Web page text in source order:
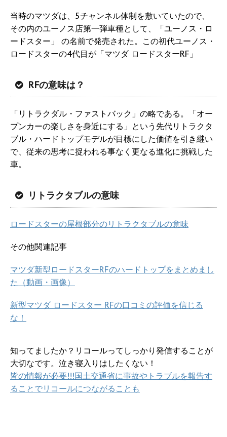
当時のマツダは、5チャンネル体制を敷いていたので、
その内のユーノス店第一弾車種として、「ユーノス・ロ
ードスター」 の名前で発売された。この初代ユーノス・
ロードスターの4代目が「マツダ ロードスターRF」
RFの意味は？
「リトラクダル・ファストバック」の略である。「オー
プンカーの楽しさを身近にする」という先代リトラクタ
ブル・ハードトップモデルが目標にした価値を引き継い
で、従来の思考に捉われる事なく更なる進化に挑戦した
車。
リトラクタブルの意味
ロードスターの屋根部分のリトラクタブルの意味
その他関連記事
マツダ新型ロードスターRFのハードトップをまとめまし
た（動画・画像）
新型マツダ ロードスター RFの口コミの評価を信じる
な！
知ってましたか？リコールってしっかり発信することが
大切なです。泣き寝入りはしたくない！
皆の情報が必要!!!国土交通省に事故やトラブルを報告す
ることでリコールにつながることも